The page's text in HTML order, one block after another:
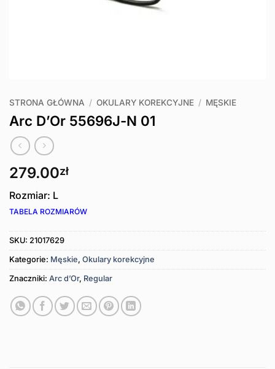
STRONA GŁÓWNA / OKULARY KOREKCYJNE / MĘSKIE
Arc D’Or 55696J-N 01
279.00zł
Rozmiar: L
TABELA ROZMIARÓW
SKU: 21017629
Kategorie: Męskie, Okulary korekcyjne
Znaczniki: Arc d’Or, Regular